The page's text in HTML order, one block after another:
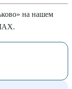
на нашем